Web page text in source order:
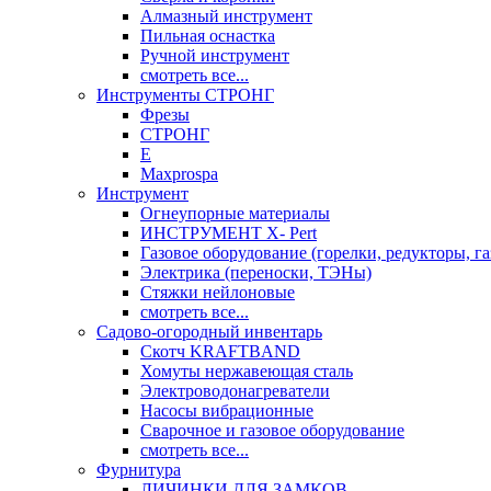
Алмазный инструмент
Пильная оснастка
Ручной инструмент
смотреть все...
Инструменты СТРОНГ
Фрезы
СТРОНГ
Е
Maxprospa
Инструмент
Огнеупорные материалы
ИНСТРУМЕНТ X- Pert
Газовое оборудование (горелки, редукторы,
Электрика (переноски, ТЭНы)
Стяжки нейлоновые
смотреть все...
Садово-огородный инвентарь
Скотч KRAFTBAND
Хомуты нержавеющая сталь
Электроводонагреватели
Насосы вибрационные
Сварочное и газовое оборудование
смотреть все...
Фурнитура